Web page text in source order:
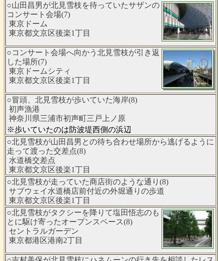
○山田昌男が北見雪枝を待っていたサザンの
コンサート会場(7)
東京ドーム
東京都文京区後楽1丁目
○コンサート会場へ向かう北見雪枝が引き返
した場所(7)
東京ドームシティ
東京都文京区後楽1丁目
○冒頭、北見雪枝が歩いていた海岸(8)
初声漁港
神奈川県三浦市初声町三戸上ノ原
※歩いていたのは防波堤西側の浜辺
○北見雪枝が山田昌男との待ち合わせ場所から逃げるように
走って渡った交差点(8)
水道橋交差点
東京都文京区後楽1丁目
○北見雪枝が走っていた商店街のような通り(8)
サブウェイ水道橋店前付近の外堀通りの歩道
東京都文京区後楽1丁目
○北見雪枝がタクシーを降りて塩田悟志のも
とに駆け寄ったオープンスペース(8)
セントラルガーデン
東京都港区港南2丁目